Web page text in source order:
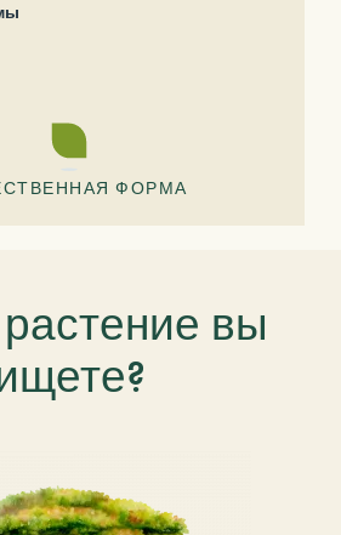
ФОРМА
вы